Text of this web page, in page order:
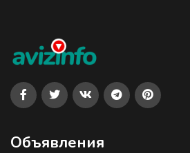
Объявления